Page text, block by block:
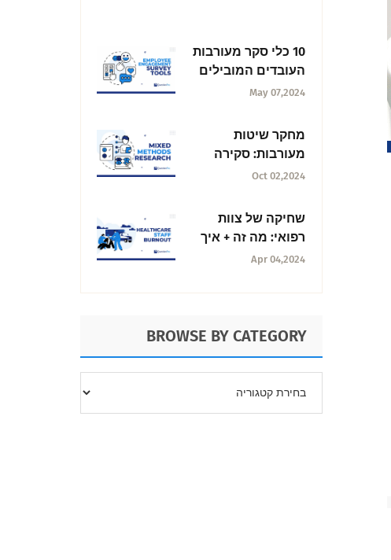
10 כלי סקר מעורבות
העובדים המובילים
May 07,2024
מחקר שיטות
מעורבות: סקירה
כללית של עיצובים
Oct 02,2024
שחיקה של צוות
רפואי: מה זה + איך
לנהל את זה
Apr 04,2024
BROWSE BY CATEGORY
CATEGORY